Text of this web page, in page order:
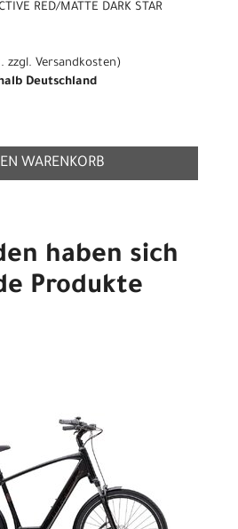
RED/MATTE DARK STAR
zzgl. Versandkosten)
Deutschland
WARENKORB
haben sich
Produkte